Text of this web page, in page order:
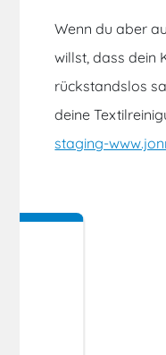
Wenn du aber
willst, dass dein
rückstandslos
deine
staging-